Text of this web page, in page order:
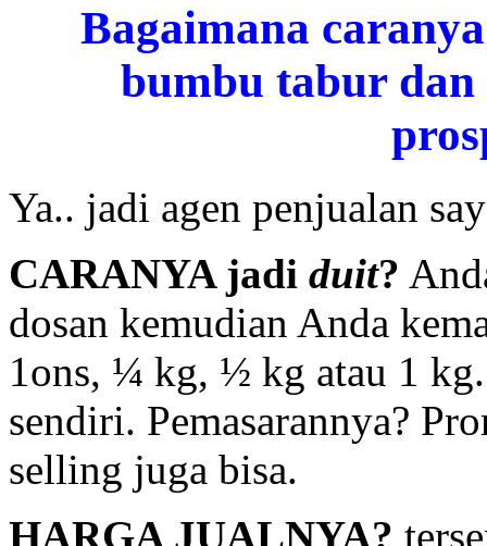
Bagaimana
bumbu tabur dan
Ya.. jadi agen penjualan
CARANYA jadi duit?
dosan kemudian Anda
1ons, ¼ kg, ½ kg atau 1
sendiri. Pemasarannya?
selling juga bisa.
HARGA JUALNYA?